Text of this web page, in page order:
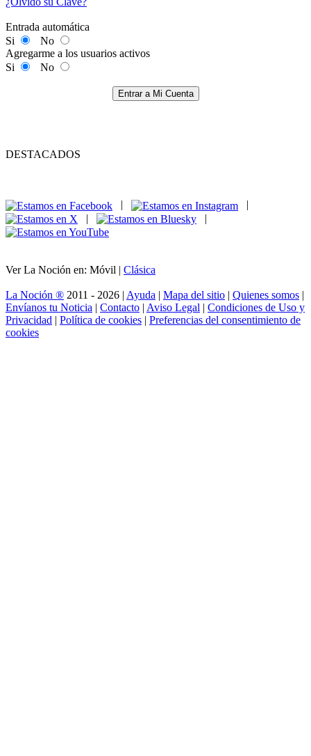
Entrada automática
Si
No
Agregarme a los usuarios activos
Si
No
Entrar a Mi Cuenta
DESTACADOS
|
|
Ver La Noción en: Móvil | Clásica
La Noción ® 2011 - 2026 | Ayuda | Mapa del sitio | Quienes somos |
Envíanos tu Noticia | Contacto | Aviso Legal | Condiciones de Uso y
Privacidad | Política de cookies | Preferencias del consentimiento de
cookies